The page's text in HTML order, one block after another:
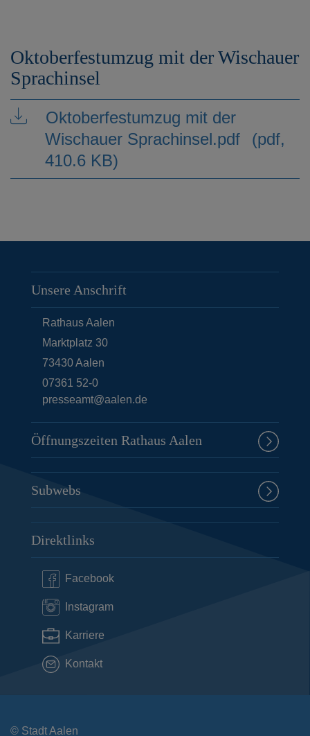
Oktoberfestumzug mit der Wischauer
Sprachinsel
Oktoberfestumzug mit der
Wischauer Sprachinsel.pdf
(pdf,
410.6 KB)
Unsere Anschrift
Rathaus Aalen
Marktplatz 30
73430Aalen
07361 52-0
presseamt@aalen.de
Öffnungszeiten Rathaus Aalen
Subwebs
Direktlinks
Facebook
Instagram
Karriere
Kontakt
© Stadt Aalen